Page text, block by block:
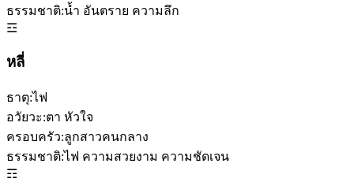
ธรรมชาติ:น้ำ อันตราย ความลึก
☲
หลี่
ธาตุ:ไฟ
อวัยวะ:ตา หัวใจ
ครอบครัว:ลูกสาวคนกลาง
ธรรมชาติ:ไฟ ความสวยงาม ความชัดเจน
☶